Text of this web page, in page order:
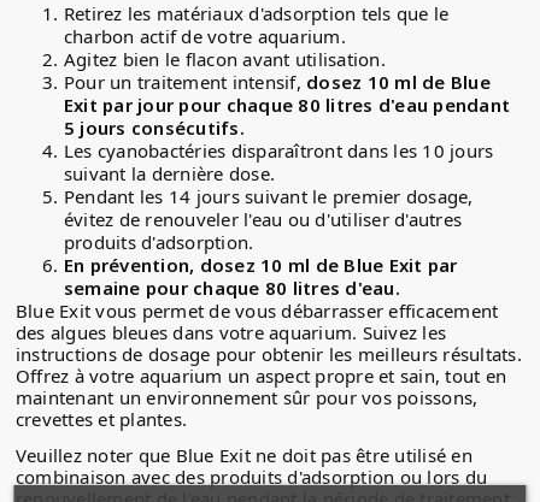
Retirez les matériaux d'adsorption tels que le
charbon actif de votre aquarium.
Agitez bien le flacon avant utilisation.
Pour un traitement intensif, dosez 10 ml de Blue
Exit par jour pour chaque 80 litres d'eau pendant
5 jours consécutifs.
Les cyanobactéries disparaîtront dans les 10 jours
suivant la dernière dose.
Pendant les 14 jours suivant le premier dosage,
évitez de renouveler l'eau ou d'utiliser d'autres
produits d'adsorption.
En prévention, dosez 10 ml de Blue Exit par
semaine pour chaque 80 litres d'eau.
Blue Exit vous permet de vous débarrasser efficacement
des algues bleues dans votre aquarium. Suivez les
instructions de dosage pour obtenir les meilleurs résultats.
Offrez à votre aquarium un aspect propre et sain, tout en
maintenant un environnement sûr pour vos poissons,
crevettes et plantes.
Veuillez noter que Blue Exit ne doit pas être utilisé en
combinaison avec des produits d'adsorption ou lors du